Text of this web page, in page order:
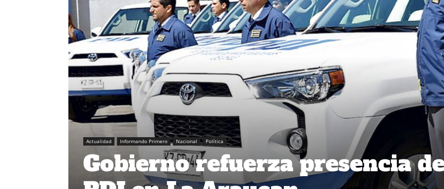
Actualidad Informando Primero Nacional Política
Gobierno refuerza presencia